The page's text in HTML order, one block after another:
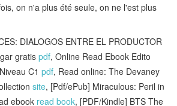
on n'a plus été seule, on ne l'est plus
DIALOGOS ENTRE EL PRODUCTOR
gratispdf, Online Read Ebook Edito
C1pdf, Read online: The Devaney
site, [Pdf/ePub] Miraculous: Peril in
ebook read book, [PDF/Kindle] BTS The